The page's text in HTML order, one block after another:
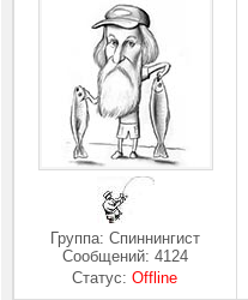
Группа: Спиннингист
Сообщений: 4124
Статус:Offline